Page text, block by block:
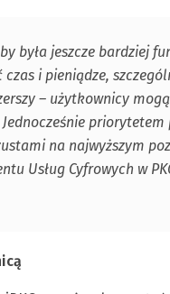
była jeszcze bardziej
i pieniądze,
– użytkownicy
na najwyższym
Usług Cyfrowych w